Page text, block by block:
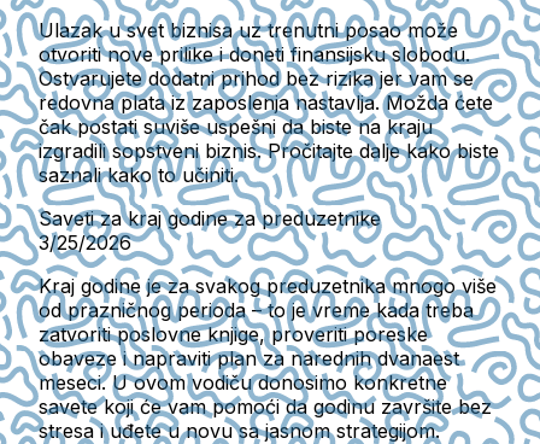
Ulazak u svet biznisa uz trenutni posao može
otvoriti nove prilike i doneti finansijsku slobodu.
Ostvarujete dodatni prihod bez rizika jer vam se
redovna plata iz zaposlenja nastavlja. Možda ćete
čak postati suviše uspešni da biste na kraju
izgradili sopstveni biznis. Pročitajte dalje kako biste
saznali kako to učiniti.
Saveti za kraj godine za preduzetnike
3/25/2026
Kraj godine je za svakog preduzetnika mnogo više
od prazničnog perioda – to je vreme kada treba
zatvoriti poslovne knjige, proveriti poreske
obaveze i napraviti plan za narednih dvanaest
meseci. U ovom vodiču donosimo konkretne
savete koji će vam pomoći da godinu završite bez
stresa i uđete u novu sa jasnom strategijom.